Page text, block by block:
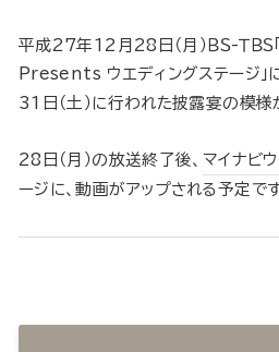
平成27年12月28日（月）ＢＳ-ＴＢＳ
Presents ウエディングステージ」
31日（土）に行われた披露宴の模様
28日（月）の放送終了後、 マイナビ
ージに、動画がアップされる予定です